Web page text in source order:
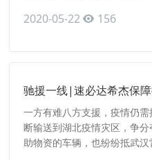
度达人颁奖典礼！双重仪式嗨
进、学先进”的良好氛围实现
2020-05-22 156
驰援一线|速必达希杰保
一方有难八方支援，疫情仍
断输送到湖北疫情灾区，争
助物资的车辆，也纷纷抵武